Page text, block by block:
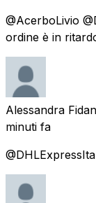
@AcerboLivio
ordine è in
Alessandra
minuti fa